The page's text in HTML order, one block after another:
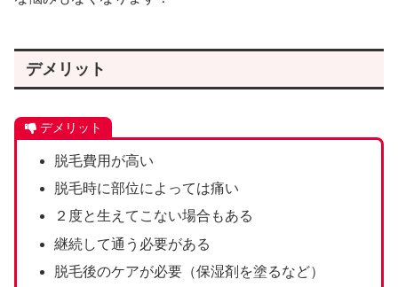
デメリット
デメリット
脱毛費用が高い
脱毛時に部位によっては痛い
２度と生えてこない場合もある
継続して通う必要がある
脱毛後のケアが必要（保湿剤を塗るなど）